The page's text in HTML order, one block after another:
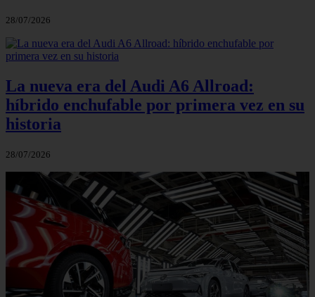
28/07/2026
La nueva era del Audi A6 Allroad:
híbrido enchufable por primera vez en su
historia
28/07/2026